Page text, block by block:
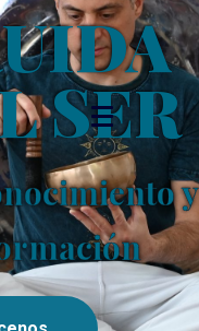
SER
y